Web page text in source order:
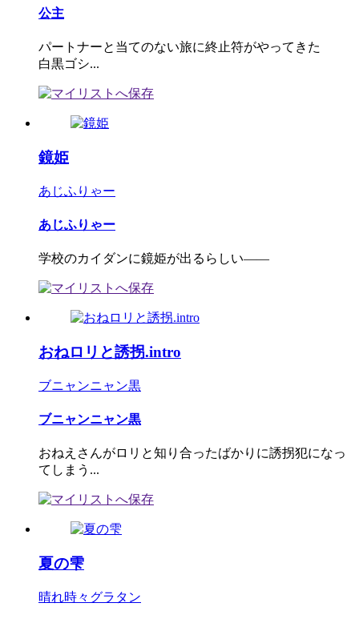
公主
パートナーと当てのない旅に終止符がやってきた
白黒ゴシ...
鏡姫
あじふりゃー
あじふりゃー
学校のカイダンに鏡姫が出るらしい――
おねロリと誘拐.intro
ブニャンニャン黒
ブニャンニャン黒
おねえさんがロリと知り合ったばかりに誘拐犯になっ
てしまう...
夏の雫
晴れ時々グラタン